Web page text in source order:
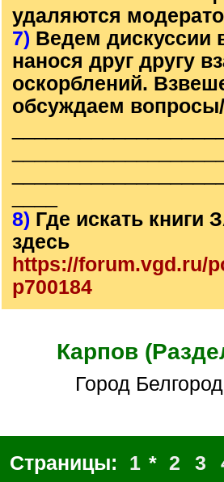
удаляются
7) Ведем дискуссии
нанося друг другу
оскорблений.
обсуждаем
8) Где искать
здесь
https://forum.vgd.ru/
p700184
Карпов
Город
Страницы: 1 * 2 3